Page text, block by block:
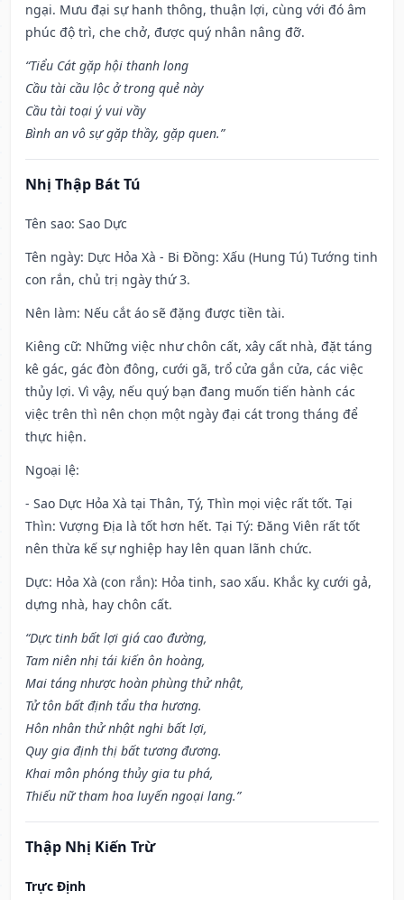
ngại. Mưu đại sự hanh thông, thuận lợi, cùng với đó âm
phúc độ trì, che chở, được quý nhân nâng đỡ.
“Tiểu Cát gặp hội thanh long
Cầu tài cầu lộc ở trong quẻ này
Cầu tài toại ý vui vầy
Bình an vô sự gặp thầy, gặp quen.”
Nhị Thập Bát Tú
Tên sao: Sao Dực
Tên ngày: Dực Hỏa Xà - Bi Đồng: Xấu (Hung Tú) Tướng tinh
con rắn, chủ trị ngày thứ 3.
Nên làm: Nếu cắt áo sẽ đặng được tiền tài.
Kiêng cữ: Những việc như chôn cất, xây cất nhà, đặt táng
kê gác, gác đòn đông, cưới gã, trổ cửa gắn cửa, các việc
thủy lợi. Vì vậy, nếu quý bạn đang muốn tiến hành các
việc trên thì nên chọn một ngày đại cát trong tháng để
thực hiện.
Ngoại lệ:
- Sao Dực Hỏa Xà tại Thân, Tý, Thìn mọi việc rất tốt. Tại
Thìn: Vượng Địa là tốt hơn hết. Tại Tý: Đăng Viên rất tốt
nên thừa kế sự nghiệp hay lên quan lãnh chức.
Dực: Hỏa Xà (con rắn): Hỏa tinh, sao xấu. Khắc kỵ cưới gả,
dựng nhà, hay chôn cất.
“Dực tinh bất lợi giá cao đường,
Tam niên nhị tái kiến ôn hoàng,
Mai táng nhược hoàn phùng thử nhật,
Tử tôn bất định tẩu tha hương.
Hôn nhân thử nhật nghi bất lợi,
Quy gia định thị bất tương đương.
Khai môn phóng thủy gia tu phá,
Thiếu nữ tham hoa luyến ngoại lang.”
Thập Nhị Kiến Trừ
Trực Định